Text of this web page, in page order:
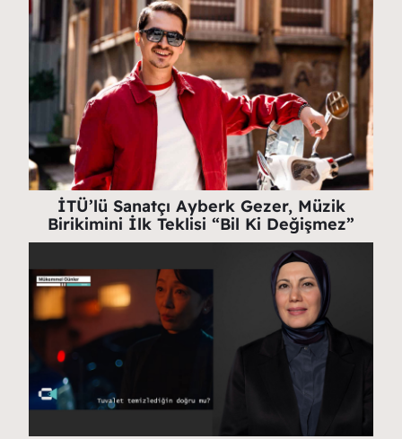
İTÜ’lü Sanatçı Ayberk Gezer, Müzik
Birikimini İlk Teklisi “Bil Ki Değişmez”